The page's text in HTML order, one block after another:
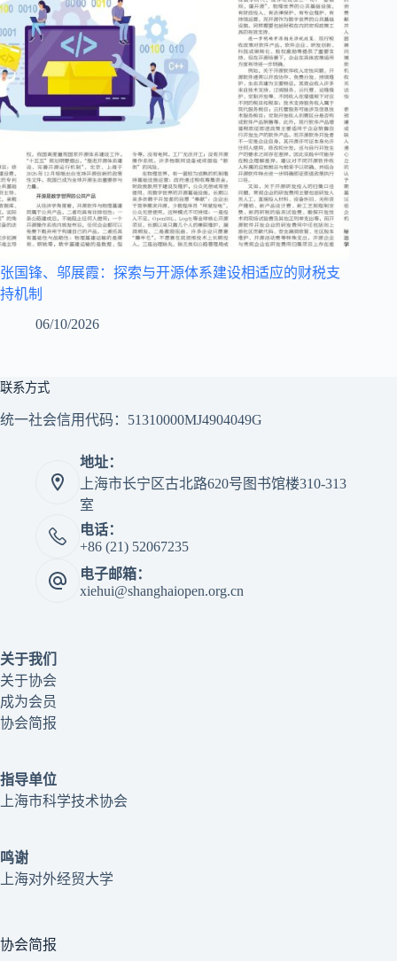
张国锋、邬展霞：探索与开源体系建设相适应的财税支
持机制
06/10/2026
联系方式
统一社会信用代码：51310000MJ4904049G
地址：
上海市长宁区古北路620号图书馆楼310-313
室
电话：
+86 (21) 52067235
电子邮箱：
xiehui@shanghaiopen.org.cn
关于我们
关于协会
成为会员
协会简报
指导单位
上海市科学技术协会
鸣谢
上海对外经贸大学
协会简报